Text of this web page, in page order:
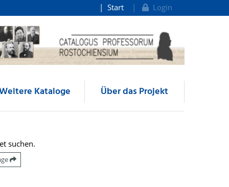
Start Login
Kataloge Über das Projekt
suchen.